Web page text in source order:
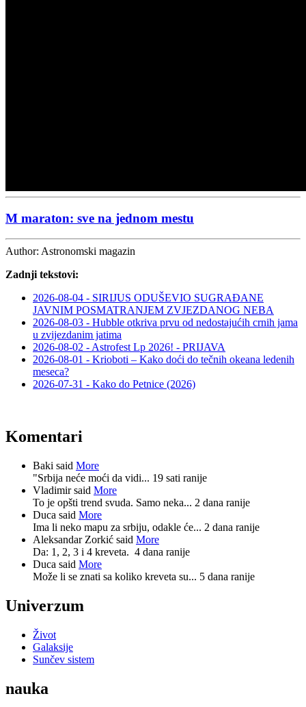
M maraton: sve na jednom mestu
Author: Astronomski magazin
Zadnji tekstovi:
2026-08-04 - SIRIJUS ODUŠEVIO SUGRAĐANE
JAVNIM POSMATRANJEM ZVJEZDANOG NEBA
2026-08-03 - Hubble otkriva prvu od nedostajućih crnih jama
u zvijezdanim jatima
2026-08-02 - Astrofest Lp 2026! - PRIJAVA
2026-08-01 - Krioboti – Kako doći do tečnih okeana ledenih
meseca?
2026-07-31 - Kako do Petnice (2026)
Komentari
Baki said More
"Srbija neće moći da vidi... 19 sati ranije
Vladimir said More
To je opšti trend svuda. Samo neka... 2 dana ranije
Duca said More
Ima li neko mapu za srbiju, odakle će... 2 dana ranije
Aleksandar Zorkić said More
Da: 1, 2, 3 i 4 kreveta. 4 dana ranije
Duca said More
Može li se znati sa koliko kreveta su... 5 dana ranije
Univerzum
Život
Galaksije
Sunčev sistem
nauka